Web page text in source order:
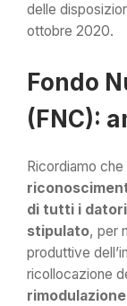
delle
ottobre 2020.
Fondo
(FNC):
Ricordiamo
di tutti i
stipulato, per
produttive
ricollocazione